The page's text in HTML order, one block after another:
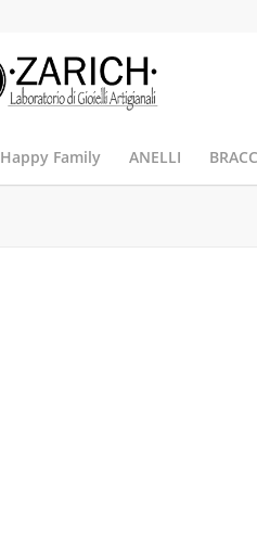
Happy Family ANELLI